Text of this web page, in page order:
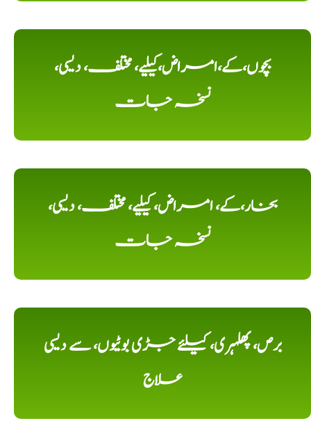
بچوں،کے،امراض،کیلیے، مختلف، دیسی،
نسخہ جات
بخار،کے، امراض، کیلیے، مختلف، دیسی،
نسخہ جات
برص، پھلہری، کیلئے جڑی بوٹیوں، سے دیسی
علاج